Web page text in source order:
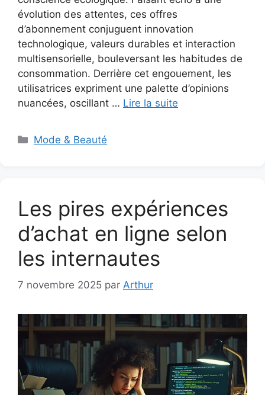
évolution des attentes, ces offres
d’abonnement conjuguent innovation
technologique, valeurs durables et interaction
multisensorielle, bouleversant les habitudes de
consommation. Derrière cet engouement, les
utilisatrices expriment une palette d’opinions
nuancées, oscillant … Lire la suite
Catégories
Mode & Beauté
Les pires expériences
d’achat en ligne selon
les internautes
7 novembre 2025 par Arthur